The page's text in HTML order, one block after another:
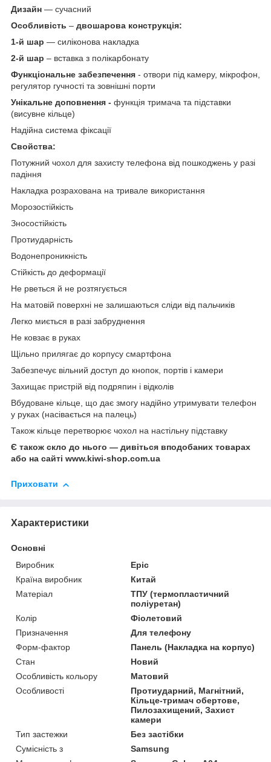
Дизайн — сучасний
Особливість – двошарова конструкція:
1-й шар — силіконова накладка
2-й шар – вставка з полікарбонату
Функціональне забезпечення - отвори під камеру, мікрофон,
регулятор гучності та зовнішні порти
Унікальне доповнення - функція тримача та підставки
(висувне кільце)
Надійна система фіксації
Свойства:
Потужний чохол для захисту телефона від пошкоджень у разі
падіння
Накладка розрахована на тривале використання
Морозостійкість
Зносостійкість
Протиударність
Водонепроникність
Стійкість до деформації
Не рветься й не розтягується
На матовій поверхні не залишаються сліди від пальчиків
Легко миється в разі забруднення
Не ковзає в руках
Щільно прилягає до корпусу смартфона
Забезпечує вільний доступ до кнопок, портів і камери
Захищає пристрій від подряпин і відколів
Вбудоване кільце, що дає змогу надійно утримувати телефон
у руках (насівається на палець)
Також кільце перетворює чохол на настільну підставку
Є також скло до нього — дивіться вподобаних товарах
або на сайті www.kiwi-shop.com.ua
Приховати
Характеристики
Основні
Виробник
Epic
Країна виробник
Китай
Матеріал
ТПУ (термопластичний
поліуретан)
Колір
Фіолетовий
Призначення
Для телефону
Форм-фактор
Панель (Накладка на корпус)
Стан
Новий
Особливість кольору
Матовий
Особливості
Протиударний, Магнітний,
Кільце-тримач обертове,
Пилозахищений, Захист
камери
Тип застежки
Без застібки
Сумісність з
Samsung